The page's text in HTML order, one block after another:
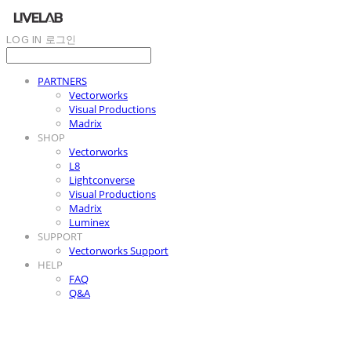
LOG IN 로그인
PARTNERS
Vectorworks
Visual Productions
Madrix
SHOP
Vectorworks
L8
Lightconverse
Visual Productions
Madrix
Luminex
SUPPORT
Vectorworks Support
HELP
FAQ
Q&A